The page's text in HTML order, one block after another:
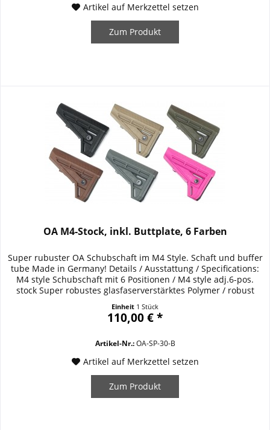
Artikel auf Merkzettel setzen
Zum Produkt
OA M4-Stock, inkl. Buttplate, 6 Farben
Super rubuster OA Schubschaft im M4 Style. Schaft und buffer
tube Made in Germany! Details / Ausstattung / Specifications:
M4 style Schubschaft mit 6 Positionen / M4 style adj.6-pos.
stock Super robustes glasfaserverstärktes Polymer / robust
plate ½ ergonomische Wangenauflage / ergonomic design...
Einheit 1 Stück
110,00 € *
Artikel-Nr.:OA-SP-30-B
Artikel auf Merkzettel setzen
Zum Produkt